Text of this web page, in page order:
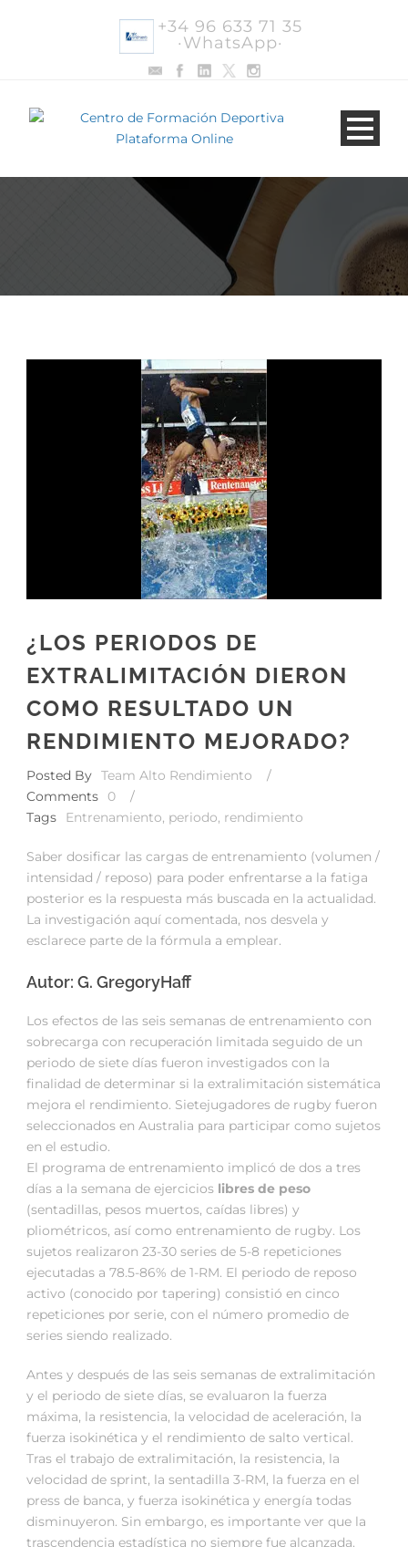
+34 96 633 71 35
·WhatsApp·
¿LOS PERIODOS DE
EXTRALIMITACIÓN DIERON
COMO RESULTADO UN
RENDIMIENTO MEJORADO?
Posted By Team Alto Rendimiento
/
Comments
0
/
Tags
Entrenamiento, periodo, rendimiento
Saber dosificar las cargas de entrenamiento (volumen /
intensidad / reposo) para poder enfrentarse a la fatiga
posterior es la respuesta más buscada en la actualidad.
La investigación aquí comentada, nos desvela y
esclarece parte de la fórmula a emplear.
Autor: G. GregoryHaff
Los efectos de las seis semanas de entrenamiento con
sobrecarga con recuperación limitada seguido de un
periodo de siete días fueron investigados con la
finalidad de determinar si la extralimitación sistemática
mejora el rendimiento. Sietejugadores de rugby fueron
seleccionados en Australia para participar como sujetos
en el estudio.
El programa de entrenamiento implicó de dos a tres
días a la semana de ejercicios libres de peso
(sentadillas, pesos muertos, caídas libres) y
pliométricos, así como entrenamiento de rugby. Los
sujetos realizaron 23-30 series de 5-8 repeticiones
ejecutadas a 78.5-86% de 1-RM. El periodo de reposo
activo (conocido por tapering) consistió en cinco
repeticiones por serie, con el número promedio de
series siendo realizado.
Antes y después de las seis semanas de extralimitación
y el periodo de siete días, se evaluaron la fuerza
máxima, la resistencia, la velocidad de aceleración, la
fuerza isokinética y el rendimiento de salto vertical.
Tras el trabajo de extralimitación, la resistencia, la
velocidad de sprint, la sentadilla 3-RM, la fuerza en el
press de banca, y fuerza isokinética y energía todas
disminuyeron. Sin embargo, es importante ver que la
trascendencia estadística no siempre fue alcanzada.